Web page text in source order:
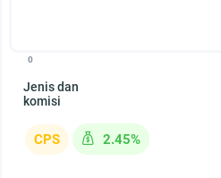
0
Jenis dan
komisi
CPS 2.45%